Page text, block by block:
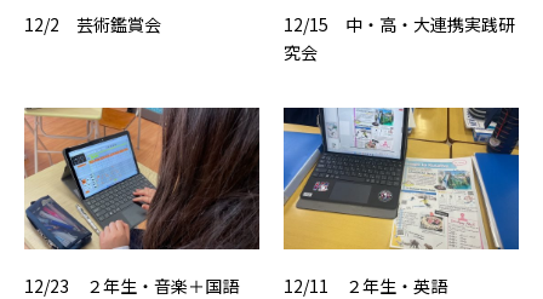
12/2 芸術鑑賞会
12/15 中・高・大連携実践研
究会
12/23 ２年生・音楽＋国語 12/11 ２年生・英語